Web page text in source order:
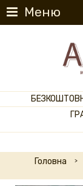
Меню
Головна